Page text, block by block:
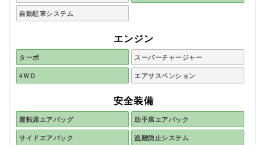
自動駐車システム
エンジン
ターボ スーパーチャージャー
4ＷＤ エアサスペンション
安全装備
運転席エアバッグ 助手席エアバック
サイドエアバック 盗難防止システム